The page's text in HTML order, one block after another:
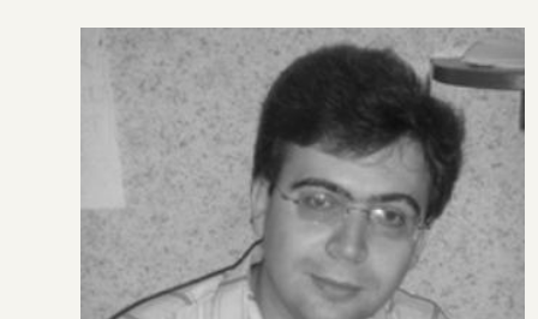
Подписка на рассылку
Этой книги временно
нет в продаже.